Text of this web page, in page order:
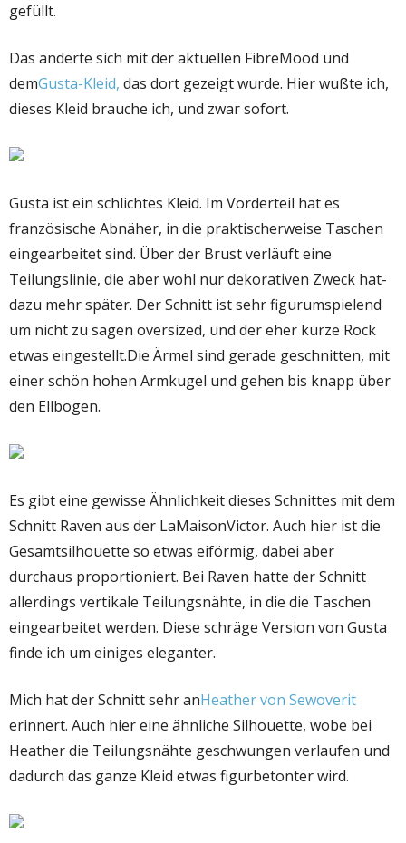
gefüllt.
Das änderte sich mit der aktuellen FibreMood und
demGusta-Kleid, das dort gezeigt wurde. Hier wußte ich,
dieses Kleid brauche ich, und zwar sofort.
Gusta ist ein schlichtes Kleid. Im Vorderteil hat es
französische Abnäher, in die praktischerweise Taschen
eingearbeitet sind. Über der Brust verläuft eine
Teilungslinie, die aber wohl nur dekorativen Zweck hat-
dazu mehr später. Der Schnitt ist sehr figurumspielend
um nicht zu sagen oversized, und der eher kurze Rock
etwas eingestellt.Die Ärmel sind gerade geschnitten, mit
einer schön hohen Armkugel und gehen bis knapp über
den Ellbogen.
Es gibt eine gewisse Ähnlichkeit dieses Schnittes mit dem
Schnitt Raven aus der LaMaisonVictor. Auch hier ist die
Gesamtsilhouette so etwas eiförmig, dabei aber
durchaus proportioniert. Bei Raven hatte der Schnitt
allerdings vertikale Teilungsnähte, in die die Taschen
eingearbeitet werden. Diese schräge Version von Gusta
finde ich um einiges eleganter.
Mich hat der Schnitt sehr anHeather von Sewoverit
erinnert. Auch hier eine ähnliche Silhouette, wobe bei
Heather die Teilungsnähte geschwungen verlaufen und
dadurch das ganze Kleid etwas figurbetonter wird.